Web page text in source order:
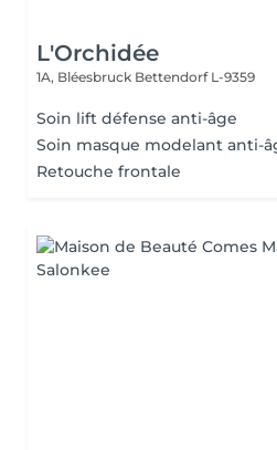
L'Orchidée
1A, Bléesbruck Bettendorf L-9359
Soin lift défense anti-âge
Soin masque modelant anti-
Retouche frontale